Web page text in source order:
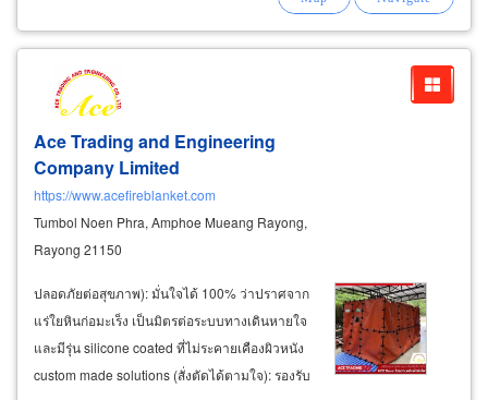
งาน ป้องกันทรัพย์สินในพื้นที่งานอุตสาหกรรม
Ace Trading and Engineering
Company Limited
https://www.acefireblanket.com
Tumbol Noen Phra, Amphoe Mueang Rayong,
Rayong 21150
ปลอดภัยต่อสุขภาพ): มั่นใจได้ 100% ว่าปราศจาก
แร่ใยหินก่อมะเร็ง เป็นมิตรต่อระบบทางเดินหายใจ
และมีรุ่น silicone coated ที่ไม่ระคายเคืองผิวหนัง
custom made solutions (สั่งตัดได้ตามใจ): รองรับ